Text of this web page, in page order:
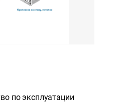
по эксплуатации